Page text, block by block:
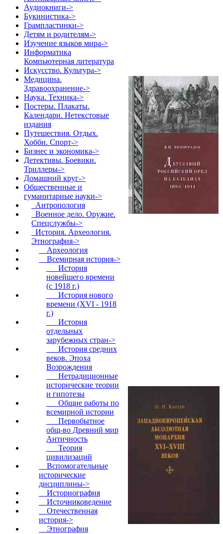
Аудиокниги->
Букинистика->
Грампластинки->
Детям и родителям->
Изучение языков мира->
Информатика
Компьютерная литература
Искусство. Культура->
Медицина.
Здравоохранение->
Наука. Техника->
Постеры. Плакаты.
Календари. Нетекстовые
издания
Путешествия. Отдых.
Хобби. Спорт->
Бизнес и экономика->
Детективы. Боевики.
Триллеры->
Домашний круг->
Общественные и
гуманитарные науки->
Антропология
Военное дело. Оружие.
Спецслужбы->
История. Археология.
Этнография->
Археология
Всемирная история->
История
новейшего времени
(с 1918 г.)
История нового
времени (XVI - 1918
г.)
История
отдельных
зарубежных стран->
История средних
веков. Эпоха
Возрождения
Нетрадиционные
исторические теории
и гипотезы
Общие работы по
всемирной истории
Первобытное
общ-во Древний мир
Античность
Теория
цивилизаций
Вспомогательные
исторические
дисциплины->
Историография
Источниковедение
Отечественная
история->
Этнография